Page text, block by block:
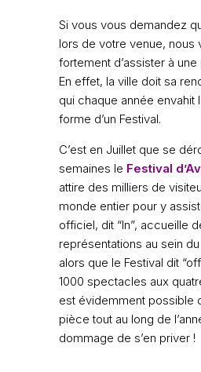
Si vous vous demandez
lors de votre venue, nous
fortement d’assister à
En effet, la ville doit sa
qui chaque année envahit
forme d’un Festival.
C’est en Juillet que se
semaines le Festival
attire des milliers de
monde entier pour y
officiel, dit “In”, accueille
représentations au sein
alors que le Festival dit
1000 spectacles aux
est évidemment possible
pièce tout au long de
dommage de s’en priver !